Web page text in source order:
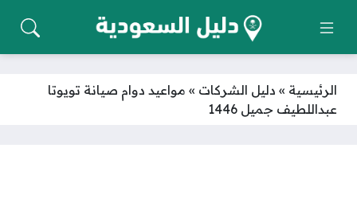
الرئيسية » دليل الشركات » مواعيد دوام صيانة تويوتا
عبداللطيف جميل 1446